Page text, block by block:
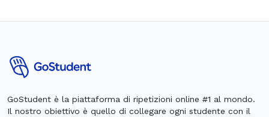
GoStudent è la piattaforma di ripetizioni online #1 al mondo.
Il nostro obiettivo è quello di collegare ogni studente con il